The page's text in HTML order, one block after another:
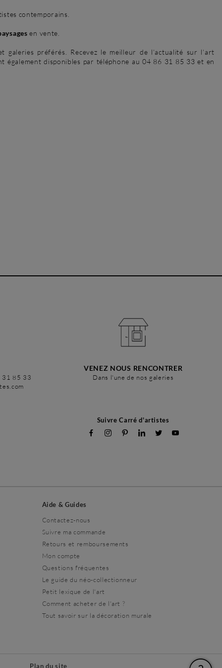
contemporains.
en vente.
préférés. Recevez le meilleur de l’actualité sur l’art
également disponibles par téléphone au 04 86 31 85 33 et en
31 85 33
VENEZ NOUS RENCONTRER
Dans l'une de nos galeries
Suivre Carré d'artistes
Aide & Guides
Contactez-nous
Suivre ma commande
Retours et remboursements
Mon compte
Questions fréquentes
Le guide du néo-collectionneur
Petit lexique de l'art
Comment acheter de l'art ?
Tout savoir sur la décoration murale
Plan du site